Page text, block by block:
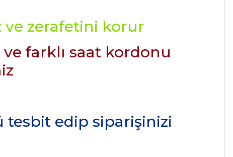
ve zerafetini korur
farklı saat kordonu
edip siparişinizi